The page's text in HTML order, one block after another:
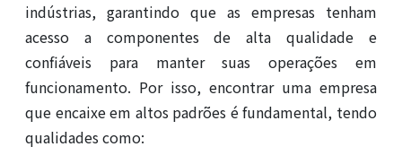
indústrias, garantindo que as empresas tenham
acesso a componentes de alta qualidade e
confiáveis para manter suas operações em
funcionamento. Por isso, encontrar uma empresa
que encaixe em altos padrões é fundamental, tendo
qualidades como: